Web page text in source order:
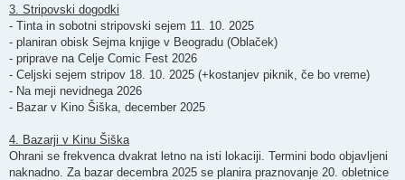
3. Stripovski dogodki
- Tinta in sobotni stripovski sejem 11. 10. 2025
- planiran obisk Sejma knjige v Beogradu (Oblaček)
- priprave na Celje Comic Fest 2026
- Celjski sejem stripov 18. 10. 2025 (+kostanjev piknik, če bo vreme)
- Na meji nevidnega 2026
- Bazar v Kino Šiška, december 2025
4. Bazarji v Kinu Šiška
Ohrani se frekvenca dvakrat letno na isti lokaciji. Termini bodo objavljeni
naknadno. Za bazar decembra 2025 se planira praznovanje 20. obletnice